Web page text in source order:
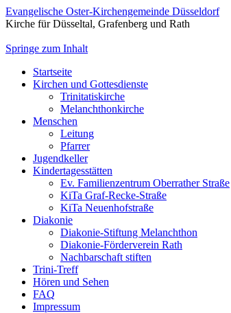
Evangelische Oster-Kirchengemeinde Düsseldorf
Kirche für Düsseltal, Grafenberg und Rath
Springe zum Inhalt
Startseite
Kirchen und Gottesdienste
Trinitatiskirche
Melanchthonkirche
Menschen
Leitung
Pfarrer
Jugendkeller
Kindertagesstätten
Ev. Familienzentrum Oberrather Straße
KiTa Graf-Recke-Straße
KiTa Neuenhofstraße
Diakonie
Diakonie-Stiftung Melanchthon
Diakonie-Förderverein Rath
Nachbarschaft stiften
Trini-Treff
Hören und Sehen
FAQ
Impressum